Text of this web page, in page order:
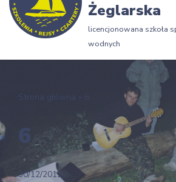
Żeglarska
licencjonowana szkoła
wodnych
Strona główna » 6
6
30/12/2012